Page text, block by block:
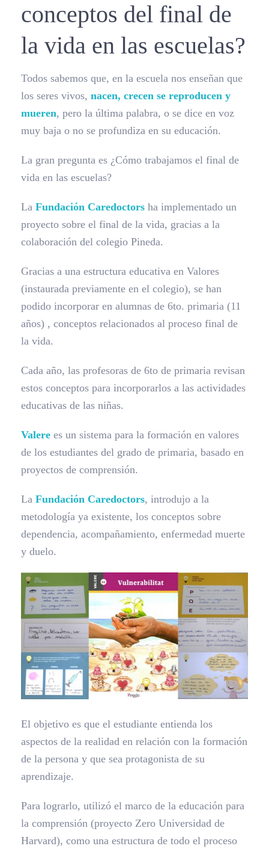
conceptos del final de
la vida en las escuelas?
Todos sabemos que, en la escuela nos enseñan que
los seres vivos, nacen, crecen se reproducen y
mueren, pero la última palabra, o se dice en voz
muy baja o no se profundiza en su educación.
La gran pregunta es ¿Cómo trabajamos el final de
vida en las escuelas?
La Fundación Caredoctors ha implementado un
proyecto sobre el final de la vida, gracias a la
colaboración del colegio Pineda.
Gracias a una estructura educativa en Valores
(instaurada previamente en el colegio), se han
podido incorporar en alumnas de 6to. primaria (11
años) , conceptos relacionados al proceso final de
la vida.
Cada año, las profesoras de 6to de primaria revisan
estos conceptos para incorporarlos a las actividades
educativas de las niñas.
Valere es un sistema para la formación en valores
de los estudiantes del grado de primaria, basado en
proyectos de comprensión.
La Fundación Caredoctors, introdujo a la
metodología ya existente, los conceptos sobre
dependencia, acompañamiento, enfermedad muerte
y duelo.
El objetivo es que el estudiante entienda los
aspectos de la realidad en relación con la formación
de la persona y que sea protagonista de su
aprendizaje.
Para lograrlo, utilizó el marco de la educación para
la comprensión (proyecto Zero Universidad de
Harvard), como una estructura de todo el proceso